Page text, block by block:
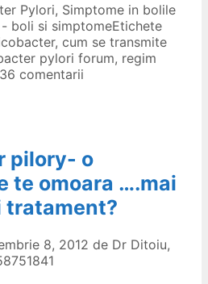
Pylori, Simptome in bolile
boli si simptomeEtichete
, cum se transmite
pylori forum, regim
36 comentarii
pilory- o
te omoara ….mai
tratament?
8, 2012 de Dr Ditoiu,